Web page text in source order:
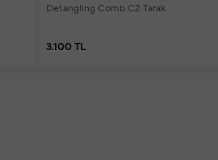
Detangling Comb C2 Tarak
3.100 TL